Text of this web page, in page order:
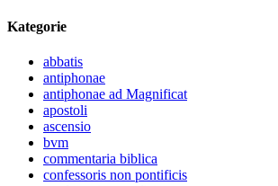
Kategorie
abbatis
antiphonae
antiphonae ad Magnificat
apostoli
ascensio
bvm
commentaria biblica
confessoris non pontificis